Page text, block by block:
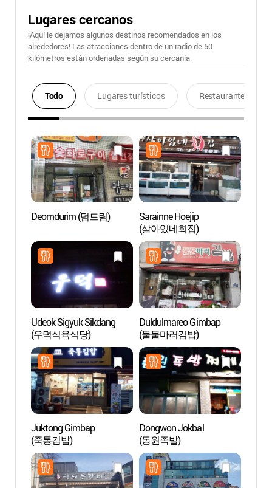
Lugares cercanos
¡Aquí le dejamos algunos destinos recomendados en los
alrededores! Las atracciones dentro de un radio de 50
kilómetros están ordenadas según su cercanía.
Todo Lugares turísticos Restaurantes
Deomdurim (덤드림)
Sarainne Hoejip
(살아있네회집)
Udeok Sigyuk Sikdang
(우덕식육식당)
Duldulmareo Gimbap
(둘둘마러김밥)
Juktong Gimbap
(죽통김밥)
Dongwon Jokbal
(동원족발)